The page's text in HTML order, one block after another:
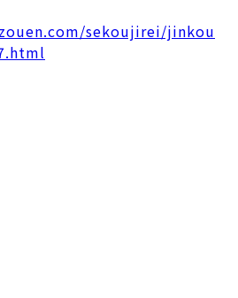
sekoujirei/jinkou